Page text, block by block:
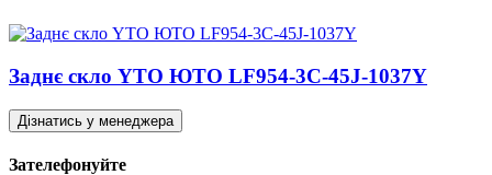
Заднє скло YTO ЮТО LF954-3C-45J-1037Y
Дізнатись у менеджера
Зателефонуйте